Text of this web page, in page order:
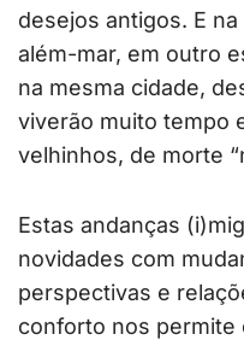
desejos antigos. E
além-mar, em outro
na mesma cidade,
viverão muito tempo
velhinhos, de morte
Estas andanças
novidades com
perspectivas e
conforto nos permite